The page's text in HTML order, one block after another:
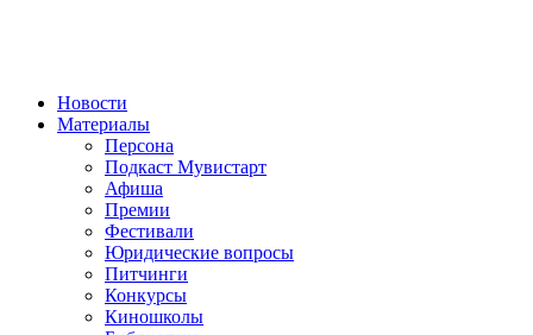
Новости
Материалы
Персона
Подкаст Мувистарт
Афиша
Премии
Фестивали
Юридические вопросы
Питчинги
Конкурсы
Киношколы